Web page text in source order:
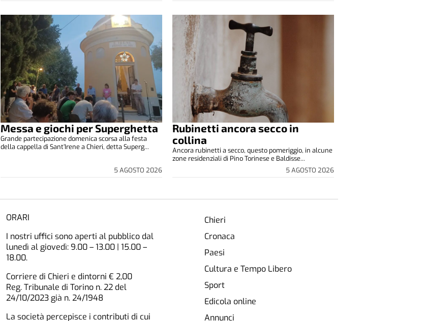
Messa e giochi per Superghetta
5 AGOSTO 2026
Grande partecipazione domenica scorsa alla festa
della cappella di Sant’Irene a Chieri, detta Superg...
Rubinetti ancora secco in
collina
5 AGOSTO 2026
Ancora rubinetti a secco, questo pomeriggio, in alcune
zone residenziali di Pino Torinese e Baldisse...
ORARI
I nostri uffici sono aperti al pubblico dal
lunedì al giovedì: 9.00 – 13.00 | 15.00 –
18.00.
Corriere di Chieri e dintorni € 2,00
Reg. Tribunale di Torino n. 22 del
24/10/2023 già n. 24/1948
La società percepisce i contributi di cui
Chieri
Cronaca
Paesi
Cultura e Tempo Libero
Sport
Edicola online
Annunci